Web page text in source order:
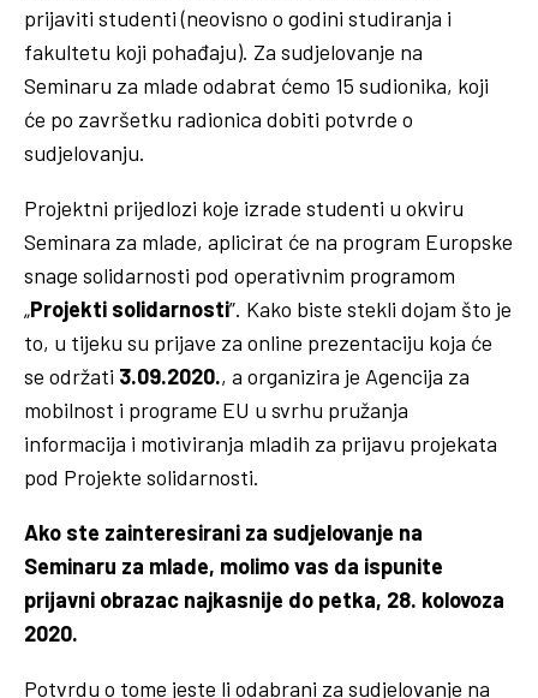
prijaviti studenti (neovisno o godini studiranja i
fakultetu koji pohađaju). Za sudjelovanje na
Seminaru za mlade odabrat ćemo 15 sudionika, koji
će po završetku radionica dobiti potvrde o
sudjelovanju.
Projektni prijedlozi koje izrade studenti u okviru
Seminara za mlade, aplicirat će na program Europske
snage solidarnosti pod operativnim programom
„Projekti solidarnosti”. Kako biste stekli dojam što je
to, u tijeku su prijave za online prezentaciju koja će
se održati 3.09.2020., a organizira je Agencija za
mobilnost i programe EU u svrhu pružanja
informacija i motiviranja mladih za prijavu projekata
pod Projekte solidarnosti.
Ako ste zainteresirani za sudjelovanje na
Seminaru za mlade, molimo vas da ispunite
prijavni obrazac najkasnije do petka, 28. kolovoza
2020.
Potvrdu o tome jeste li odabrani za sudjelovanje na